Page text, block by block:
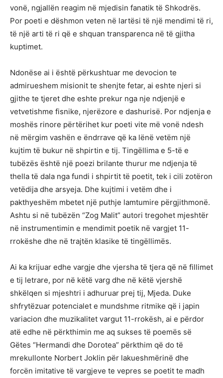
vonë, ngjallën reagim në mjedisin fanatik të Shkodrës.
Por poeti e dëshmon veten në lartësi të një mendimi të ri,
të një arti të ri që e shquan transparenca në të gjitha
kuptimet.
Ndonëse ai i është përkushtuar me devocion te
admirueshem misionit te shenjte fetar, ai eshte njeri si
gjithe te tjeret dhe eshte prekur nga nje ndjenjë e
vetvetishme fisnike, njerëzore e dashurisë. Por ndjenja e
moshës rinore përtërihet kur poeti vite më vonë ndesh
në mërgim vashën e ëndrrave që ka lënë vetëm një
kujtim të bukur në shpirtin e tij. Tingëllima e 5-të e
tubëzës është një poezi brilante thurur me ndjenja të
thella të dala nga fundi i shpirtit të poetit, tek i cili zotëron
vetëdija dhe arsyeja. Dhe kujtimi i vetëm dhe i
pakthyeshëm mbetet një puthje lamtumire përgjithmonë.
Ashtu si në tubëzën “Zog Malit” autori tregohet mjeshtër
në instrumentimin e mendimit poetik në vargjet 11-
rrokëshe dhe në trajtën klasike të tingëllimës.
Ai ka krijuar edhe vargje dhe vjersha të tjera që në fillimet
e tij letrare, por në këtë varg dhe në këtë vjershë
shkëlqen si mjeshtri i adhuruar prej tij, Mjeda. Duke
shfrytëzuar potencialet e mundshme ritmike që i japin
variacion dhe muzikalitet vargut 11-rrokësh, ai e përdor
atë edhe në përkthimin me aq sukses të poemës së
Gëtes “Hermandi dhe Dorotea” përkthim që do të
mrekullonte Norbert Joklin për lakueshmërinë dhe
forcën imitative të vargjeve te vepres se poetit te madh